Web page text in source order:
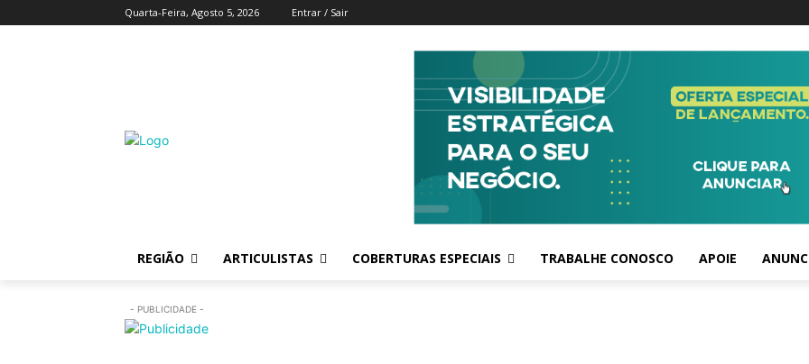
Quarta-Feira, Agosto 5, 2026 Entrar / Sair
REGIÃO ARTICULISTAS COBERTURAS ESPECIAIS TRABALHE CONOSCO APOIE
- PUBLICIDADE -